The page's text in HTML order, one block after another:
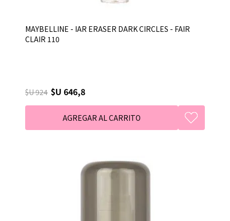
MAYBELLINE - IAR ERASER DARK CIRCLES - FAIR
CLAIR 110
$U 924 $U 646,8